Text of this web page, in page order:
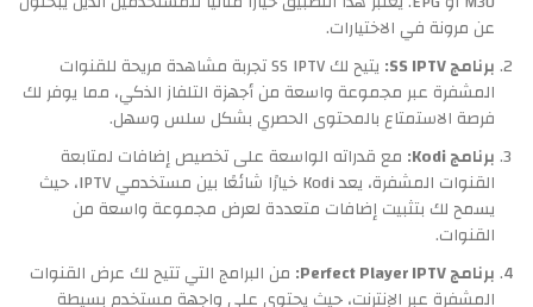
عن مرونة في الاختيارات.
برنامج SS IPTV:
يتيح لك SS IPTV تجربة مشاهدة مريحة للقنوات
المشفرة عبر مجموعة واسعة من أجهزة التلفاز الذكي، مما يوفر لك
فرصة الاستمتاع بالمحتوى الحصري بشكل سلس وسهل.
برنامج Kodi:
مع قدراته الواسعة على تخصيص إضافات لمتابعة
القنوات المشفرة، يعد Kodi خيارًا شائعًا بين مستخدمي IPTV، حيث
يسمح لك بتثبيت إضافات متعددة لعرض مجموعة واسعة من
القنوات.
برنامج Perfect Player IPTV:
من البرامج التي تتيح لك عرض القنوات
المشفرة عبر الإنترنت، حيث يحتوي على واجهة مستخدم بسيطة